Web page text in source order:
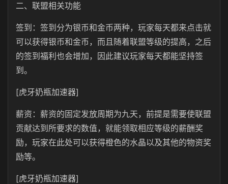
二、联盟相关功能
签到：签到分为银币和金币两种，玩家每天都来点击就
可以获得银币和金币，而且随着联盟等级的提高，之后
的签到福利也会增加，因此建议玩家每天都能坚持签
到。
[虎牙奶瓶加速器]
薪资：薪资的固定发放周期为九天，前提是需要使联盟
贡献达到所要求的数值，就能领取相应等级的薪酬奖
励，玩家在此处可以获得橙色的水晶以及其他的物资奖
励等。
[虎牙奶瓶加速器]